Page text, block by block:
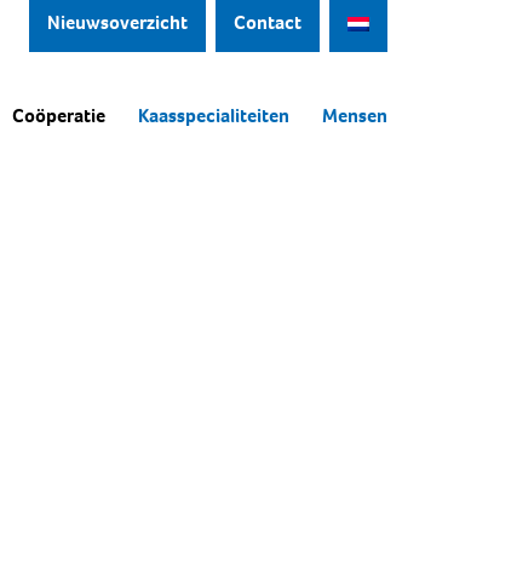
Nieuwsoverzicht Contact
Coöperatie Kaasspecialiteiten Mensen